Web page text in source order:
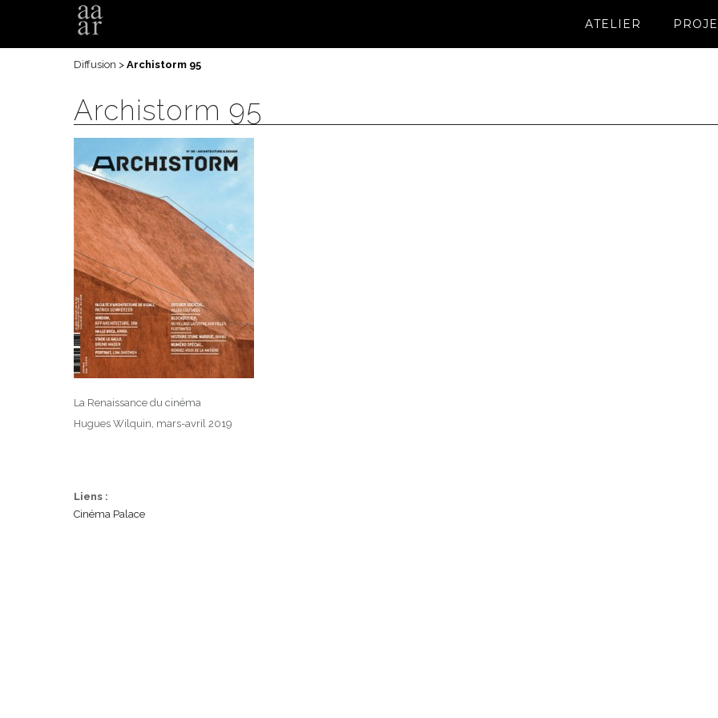
Diffusion > Archistorm 95
ATELIER
Archistorm 95
La Renaissance du cinéma
Hugues Wilquin, mars-avril 2019
Liens :
Cinéma Palace